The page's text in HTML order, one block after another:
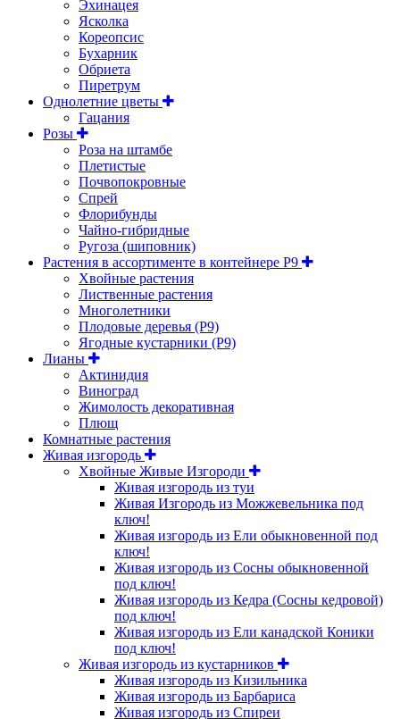
Эхинацея
Ясколка
Кореопсис
Бухарник
Обриета
Пиретрум
Однолетние цветы
Гацания
Розы
Роза на штамбе
Плетистые
Почвопокровные
Спрей
Флорибунды
Чайно-гибридные
Ругоза (шиповник)
Растения в ассортименте в контейнере P9
Хвойные растения
Лиственные растения
Многолетники
Плодовые деревья (Р9)
Ягодные кустарники (Р9)
Лианы
Актинидия
Виноград
Жимолость декоративная
Плющ
Комнатные растения
Живая изгородь
Хвойные Живые Изгороди
Живая изгородь из туи
Живая Изгородь из Можжевельника под
ключ!
Живая изгородь из Ели обыкновенной под
ключ!
Живая изгородь из Сосны обыкновенной
под ключ!
Живая изгородь из Кедра (Сосны кедровой)
под ключ!
Живая изгородь из Ели канадской Коники
под ключ!
Живая изгородь из кустарников
Живая изгородь из Кизильника
Живая изгородь из Барбариса
Живая изгородь из Спиреи